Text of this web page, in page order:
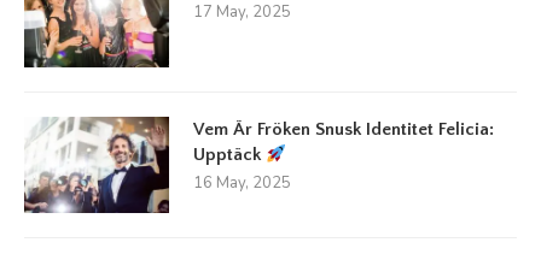
17 May, 2025
Vem Är Fröken Snusk Identitet Felicia:
Upptäck
16 May, 2025